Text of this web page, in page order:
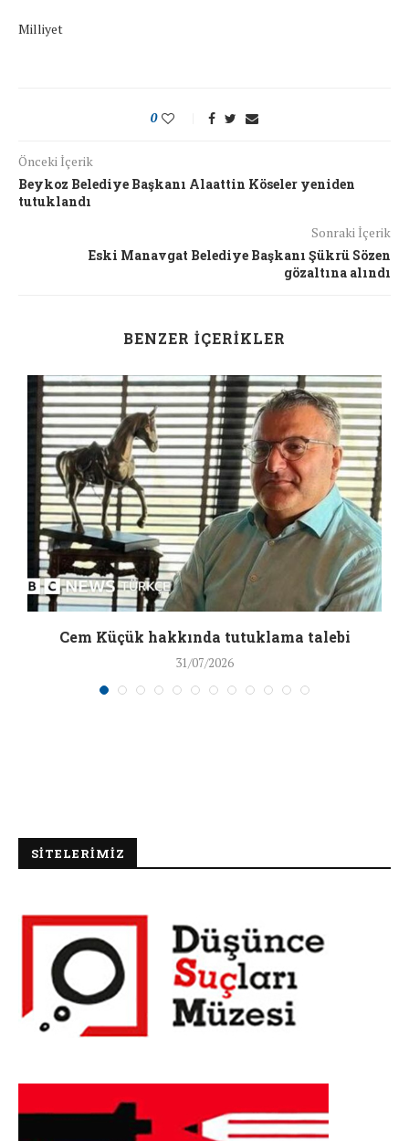
Milliyet
0
Önceki İçerik
Beykoz Belediye Başkanı Alaattin Köseler yeniden
tutuklandı
Sonraki İçerik
Eski Manavgat Belediye Başkanı Şükrü Sözen
gözaltına alındı
BENZER İÇERIKLER
Cem Küçük hakkında tutuklama talebi
31/07/2026
SİTELERİMİZ